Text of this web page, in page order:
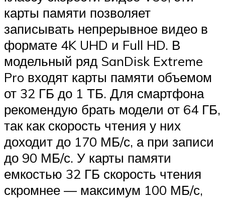
карты памяти позволяет
записывать непрерывное видео в
формате 4K UHD и Full HD. В
модельный ряд SanDisk Extreme
Pro входят карты памяти объемом
от 32 ГБ до 1 ТБ. Для смартфона
рекомендую брать модели от 64 ГБ,
так как скорость чтения у них
доходит до 170 МБ/с, а при записи
до 90 МБ/с. У карты памяти
емкостью 32 ГБ скорость чтения
скромнее — максимум 100 МБ/с,